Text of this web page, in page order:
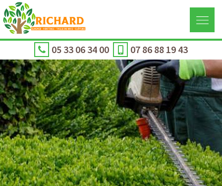
05 33 06 34 00 07 86 88 19 43